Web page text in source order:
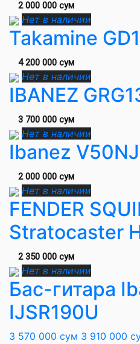
2 000 000 сум
Нет в наличии
Takamine
4 200 000 сум
Нет в наличии
IBANEZ
3 700 000 сум
Нет в наличии
Ibanez
2 000 000 сум
Нет в наличии
FENDER
Stratocaster
2 350 000 сум
Нет в наличии
Бас-гитара
IJSR190U
3 570 000 сум 3 910 000